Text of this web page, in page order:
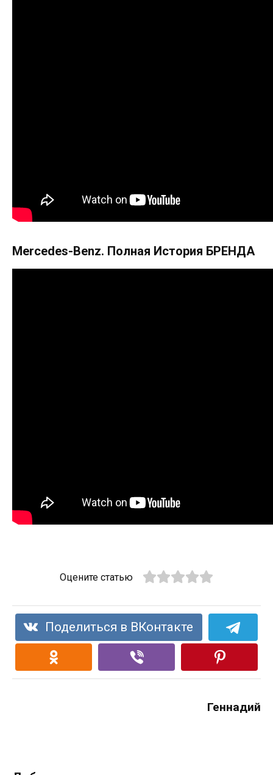
Mercedes-Benz. Полная История БРЕНДА
Оцените статью
Поделиться в ВКонтакте
Геннадий